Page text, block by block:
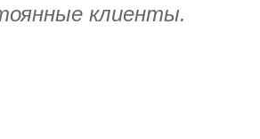
клиенты.